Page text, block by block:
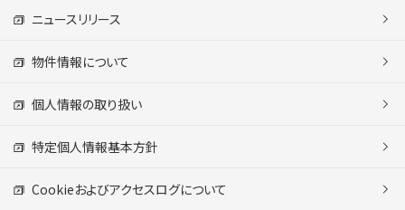
ニュースリリース
物件情報について
個人情報の取り扱い
特定個人情報基本方針
Cookieおよびアクセスログについて